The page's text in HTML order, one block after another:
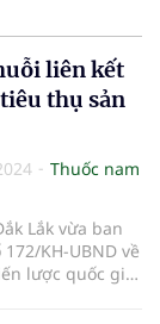
liên kết
thụ sản
Thuốc nam
Lắk vừa ban
KH-UBND về
lược quốc gia